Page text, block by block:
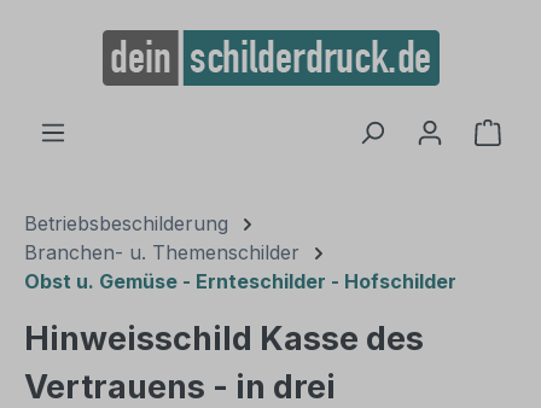
springen
Betriebsbeschilderung
Branchen- u. Themenschilder
Obst u. Gemüse - Ernteschilder - Hofschilder
Hinweisschild Kasse des
Vertrauens - in drei